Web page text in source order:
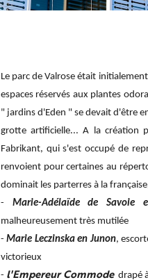
Le parc de Valrose était
espaces réservés aux plantes
" jardins d'Eden " se devait d'être
grotte artificielle... A la création
Fabrikant, qui s'est occupé de
renvoient pour certaines au
dominait les parterres à la
- Marie-Adélaïde de Savoie
malheureusement très mutilée
-Marie Leczinska en Junon,
victorieux
- l'Empereur Commodedrapé à